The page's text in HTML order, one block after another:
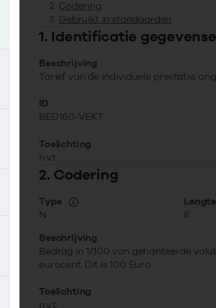
Codering
Gebruikt in standaarden
1. Identificatie
Beschrijving
Tarief van de individuele prestatie,
ID
BED160-VEKT
Toelichting
n.v.t.
2. Codering
Type
N
Lengte
8
Beschrijving
Bedrag in 1/100 van gehanteerde
eurocent. Dit is 100 Euro.
Toelichting
n.v.t.